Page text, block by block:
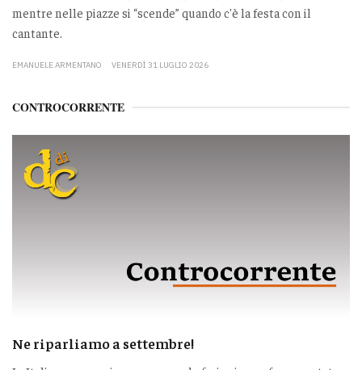
mentre nelle piazze si “scende” quando c'è la festa con il
cantante.
EMANUELE ARMENTANO VENERDÌ 31 LUGLIO 2026
CONTROCORRENTE
Ne riparliamo a settembre!